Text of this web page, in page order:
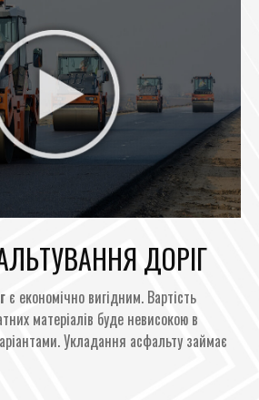
ДОРІГ
є економічно вигідним. Вартість
матеріалів буде невисокою в
Укладання асфальту займає